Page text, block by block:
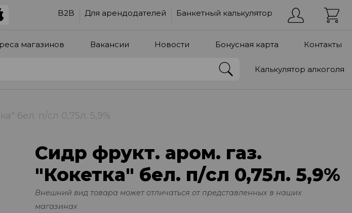
B2B Для арендодателей Банкетный калькулятор
магазинов Вакансии Новости Бонусная карта Контакты
Калькулятор алкоголя
бел. п/сл 0,75л. 5,9%
Сидр фрукт. аром. газ.
"Кокетка" бел. п/сл 0,75л. 5,9%
Внешний вид товара может отличаться от представленных в наших
магазинах